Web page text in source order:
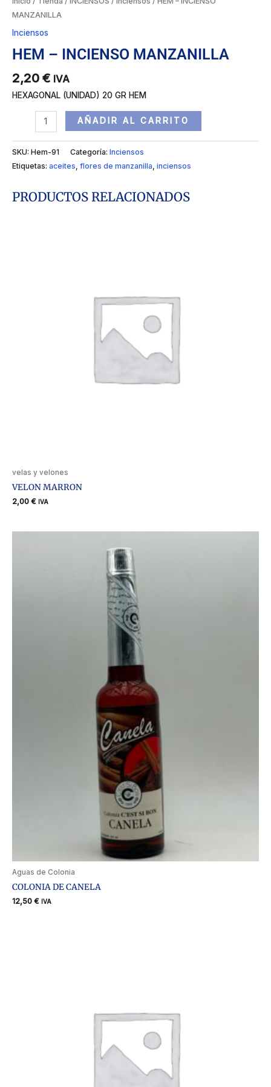
MANZANILLA
Inciensos
HEM – INCIENSO MANZANILLA
2,20 € IVA
HEXAGONAL (UNIDAD) 20 GR HEM
AÑADIR AL CARRITO
SKU: Hem-91 Categoría: Inciensos
Etiquetas: aceites flores de manzanilla inciensos
PRODUCTOS RELACIONADOS
velas y velones
VELON MARRON
2,00 € IVA
Aguas de Colonia
COLONIA DE CANELA
12,50 € IVA